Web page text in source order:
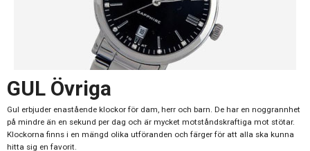
LOKALA PRODUKTER
GUL Övriga
Gul erbjuder enastående klockor för dam, herr och barn. De har en noggrannhet
på mindre än en sekund per dag och är mycket motståndskraftiga mot stötar.
Klockorna finns i en mängd olika utföranden och färger för att alla ska kunna
hitta sig en favorit.